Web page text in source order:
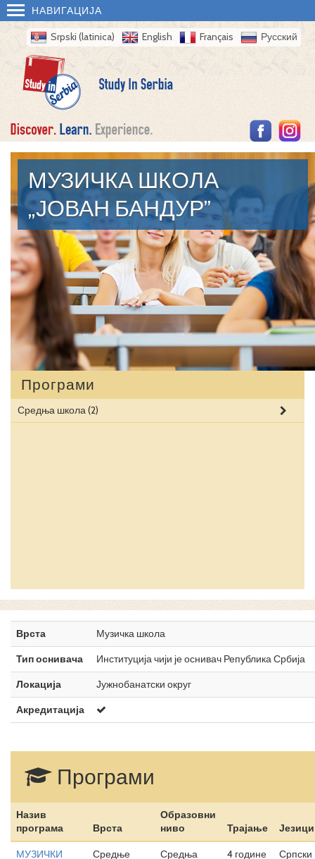
НАВИГАЦИЈА
Srpski (latinica) English Français Русский
МУЗИЧКА ШКОЛА
„ЈОВАН БАНДУР”
Програми
Средња школа(2)
Врста
Музичка школа
Тип оснивача
Институција чији је оснивач Република Србија
Локација
Јужнобанатски округ
Акредитација
Програми
Назив
програма
Врста
Образовни
ниво
Трајање Језици
МУЗИЧКИ
Средње
Средња
4 године Српски